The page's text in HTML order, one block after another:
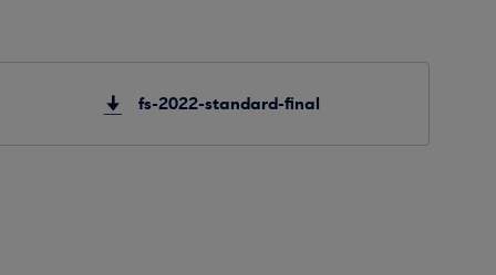
fs-2022-standard-final